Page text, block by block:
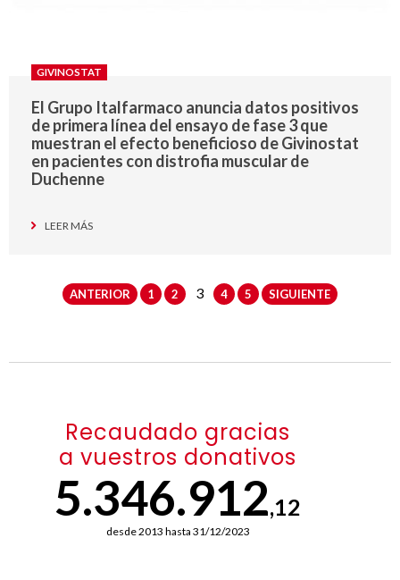
GIVINOSTAT
El Grupo Italfarmaco anuncia datos positivos
de primera línea del ensayo de fase 3 que
muestran el efecto beneficioso de Givinostat
en pacientes con distrofia muscular de
Duchenne
LEER MÁS
ANTERIOR 1 2 3 4 5 SIGUIENTE
Recaudado gracias
a vuestros donativos
5.346.912,12
desde 2013 hasta 31/12/2023